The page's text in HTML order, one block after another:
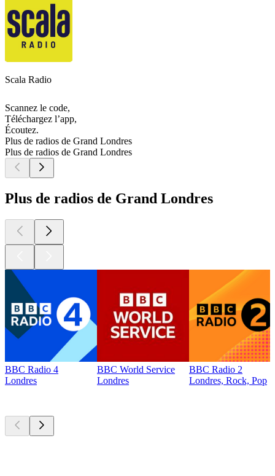
Scala Radio
Scannez le code,
Téléchargez l’app,
Écoutez.
Plus de radios de Grand Londres
Plus de radios de Grand Londres
Plus de radios de Grand Londres
BBC Radio 4
Londres
BBC World Service
Londres
BBC Radio 2
Londres, Rock, Pop